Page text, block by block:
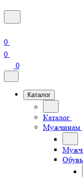
0
0
0
Каталог
Каталог
Мужчинам
Обувь